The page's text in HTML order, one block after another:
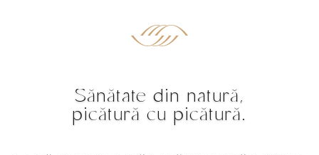
Sănătate din natură,
picătură cu picătură.